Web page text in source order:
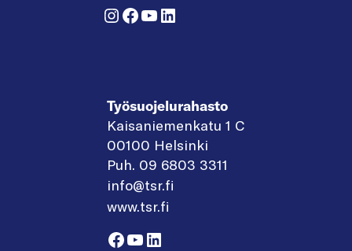
Instagram
Facebook
YouTube
LinkedIn
Työsuojelurahasto
Kaisaniemenkatu 1 C
00100 Helsinki
Puh. 09 6803 3311
info@tsr.fi
www.tsr.fi
Facebook
YouTube
LinkedIn